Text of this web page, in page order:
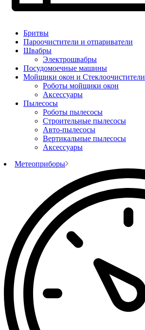
Бритвы
Пароочистители и отпариватели
Швабры
Электрошвабры
Посудомоечные машины
Мойщики окон и Стеклоочистители
Роботы мойщики окон
Аксессуары
Пылесосы
Роботы пылесосы
Строительные пылесосы
Авто-пылесосы
Вертикальные пылесосы
Аксессуары
Метеоприборы